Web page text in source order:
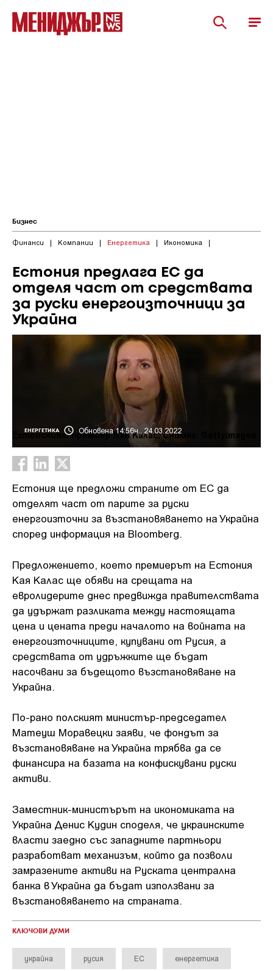
Бизнес
Финанси | Компании | Енергетика | Икономика |
Естония предлага ЕС да
отделя част от средствата
за руски енергоизточници за
Украйна
ЕНЕРГЕТИКА Обновена 14:56ч., 24.03.2022
Естонският премиер Кая Калас. Снимка: Gettyimages
Естония ще предложи страните от ЕС да
отделят част от парите за руски
енергоизточни за възстановяването на Украйна
според информация на Bloomberg.
Предложението, което премиерът на Естония
Кая Калас ще обяви на срещата на
евролидерите днес предвижда правителствата
да удържат разликата между настоящата
цена и цената преди началото на войната на
енергоизточниците, купувани от Русия, а
средствата от удръжките ще бъдат
насочвани за бъдещото възстановяване на
Украйна.
По-рано полският министър-председател
Матеуш Моравецки заяви, че фондът за
възстановяване на Украйна трябва да се
финансира на базата на конфискувани руски
активи.
Заместник-министърът на икономиката на
Украйна Денис Кудин споделя, че украинските
власти заедно със западните партньори
разработват механизъм, който да позволи
замразените активи на Руската централна
банка в Украйна да бъдат използвани за
възстановяването на страната.
КЛЮЧОВИ ДУМИ
украйна русия ЕС енергетика